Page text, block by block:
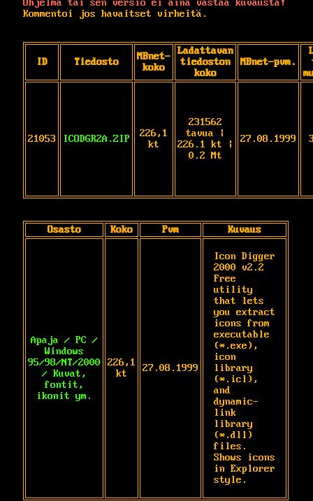
Ohjelma tai sen versio ei aina vastaa kuvausta!
Kommentoi jos havaitset virheitä.
ID Tiedosto
MBnet-
koko
Ladattavan
tiedoston
koko
MBnet-pvm.
21053 ICODGR2A.ZIP
226,1
kt
231562
tavua |
226.1 kt |
0.2 Mt
27.08.1999
Osasto Koko Pvm Kuvaus
Apaja / PC /
Windows
95/98/NT/2000
/ Kuvat,
fontit,
ikonit ym.
226,1
kt
27.08.1999
Icon Digger
2000 v2.2
Free
utility
that lets
you extract
icons from
executable
(*.exe),
icon
library
(*.icl),
and
dynamic-
link
library
(*.dll)
files.
Shows icons
in Explorer
style.